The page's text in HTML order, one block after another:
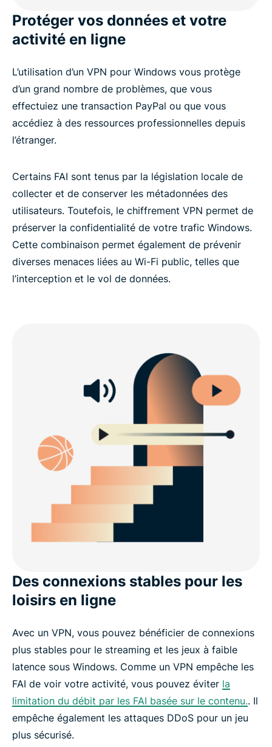
Avis des utilisateurs d’ExpressVPN
FAQ : VPN pour PC Windows
Essayez ExpressVPN sans engagement
Protéger vos données et votre
activité en ligne
L’utilisation d’un VPN pour Windows vous protège
d’un grand nombre de problèmes, que vous
effectuiez une transaction PayPal ou que vous
accédiez à des ressources professionnelles depuis
l’étranger.
Certains FAI sont tenus par la législation locale de
collecter et de conserver les métadonnées des
utilisateurs. Toutefois, le chiffrement VPN permet de
préserver la confidentialité de votre trafic Windows.
Cette combinaison permet également de prévenir
diverses menaces liées au Wi-Fi public, telles que
l’interception et le vol de données.
Des connexions stables pour les
loisirs en ligne
Avec un VPN, vous pouvez bénéficier de connexions
plus stables pour le streaming et les jeux à faible
latence sous Windows. Comme un VPN empêche les
FAI de voir votre activité, vous pouvez éviter la
limitation du débit par les FAI basée sur le contenu.. Il
empêche également les attaques DDoS pour un jeu
plus sécurisé.